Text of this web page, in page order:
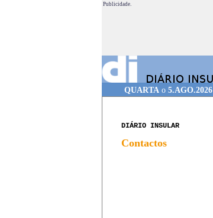
Publicidade.
QUARTAo 5.AGO.2026
DIÁRIO INSULAR
Contactos